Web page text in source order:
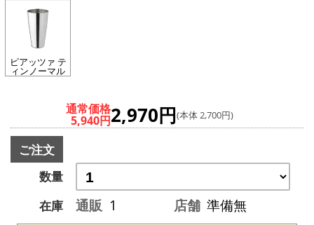
ピアッツァ テ
ィンノーマル
通常価格
5,940円2,970円(本体 2,700円)
ご注文
数量
在庫
通販 1 店舗 準備無